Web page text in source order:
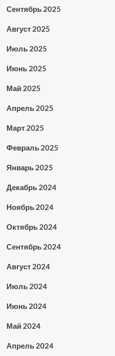
Сентябрь 2025
Август 2025
Июль 2025
Июнь 2025
Май 2025
Апрель 2025
Март 2025
Февраль 2025
Январь 2025
Декабрь 2024
Ноябрь 2024
Октябрь 2024
Сентябрь 2024
Август 2024
Июль 2024
Июнь 2024
Май 2024
Апрель 2024